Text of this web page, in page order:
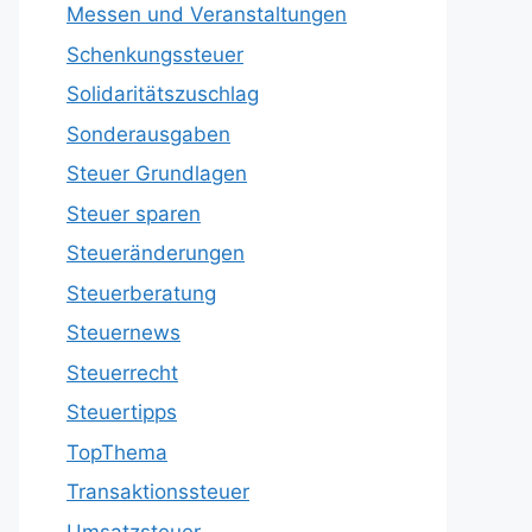
Messen und Veranstaltungen
Schenkungssteuer
Solidaritätszuschlag
Sonderausgaben
Steuer Grundlagen
Steuer sparen
Steueränderungen
Steuerberatung
Steuernews
Steuerrecht
Steuertipps
TopThema
Transaktionssteuer